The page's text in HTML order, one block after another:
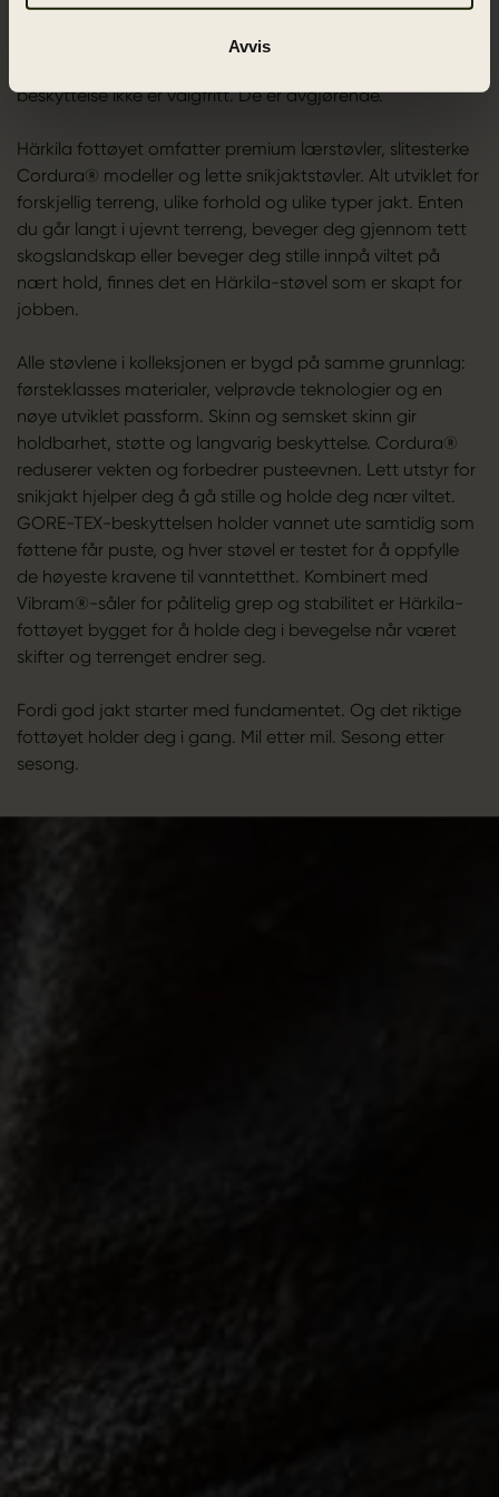
Avvis
Hos Härkila lager vi ikke støvler til hverdagsbruk. Vi lager
dem for lange avstander. Ujevnt underlag. Våte forhold.
beskyttelse ikke er valgfritt. De er avgjørende.
Härkila fottøyet omfatter premium lærstøvler, slitesterke
Cordura® modeller og lette snikjaktstøvler. Alt utviklet for
forskjellig terreng, ulike forhold og ulike typer jakt. Enten
du går langt i ujevnt terreng, beveger deg gjennom tett
skogslandskap eller beveger deg stille innpå viltet på
nært hold, finnes det en Härkila-støvel som er skapt for
jobben.
Alle støvlene i kolleksjonen er bygd på samme grunnlag:
førsteklasses materialer, velprøvde teknologier og en
nøye utviklet passform. Skinn og semsket skinn gir
holdbarhet, støtte og langvarig beskyttelse. Cordura®
reduserer vekten og forbedrer pusteevnen. Lett utstyr for
snikjakt hjelper deg å gå stille og holde deg nær viltet.
GORE-TEX-beskyttelsen holder vannet ute samtidig som
føttene får puste, og hver støvel er testet for å oppfylle
de høyeste kravene til vanntetthet. Kombinert med
Vibram®-såler for pålitelig grep og stabilitet er Härkila-
fottøyet bygget for å holde deg i bevegelse når været
skifter og terrenget endrer seg.
Fordi god jakt starter med fundamentet. Og det riktige
fottøyet holder deg i gang. Mil etter mil. Sesong etter
sesong.